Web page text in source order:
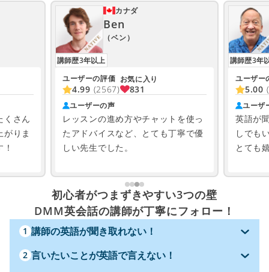
くさん
りま
カナダ
Ben
（ベン）
講師歴3年以上
ユーザーの評価
4.99 (2567)
お気に入り
831
ユーザーの声
レッスンの進め方やチャットを使っ
たアドバイスなど、とても丁寧で優
しい先生でした。
講師歴3年
ユーザー
5.00
ユーザ
英語が
しでも
とても
初心者がつまずきやすい3つの壁
DMM英会話の講師が丁寧にフォロー！
1 講師の英語が聞き取れない！
2 言いたいことが英語で言えない！